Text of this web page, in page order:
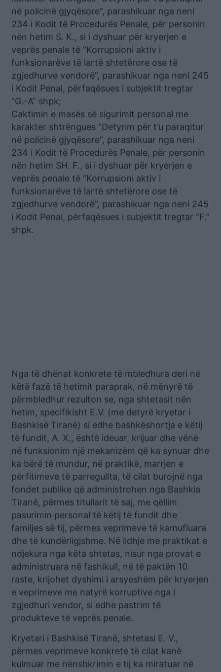
në policinë gjyqësore”, parashikuar nga neni
234 i Kodit të Procedurës Penale, për personin
nën hetim S. K., si i dyshuar për kryerjen e
veprës penale të “Korrupsioni aktiv i
funksionarëve të lartë shtetërore ose të
zgjedhurve vendorë”, parashikuar nga neni 245
i Kodit Penal, përfaqësues i subjektit tregtar
“G.-A” shpk;
Caktimin e masës së sigurimit personal me
karakter shtrëngues “Detyrim për t’u paraqitur
në policinë gjyqësore”, parashikuar nga neni
234 i Kodit të Procedurës Penale, për personin
nën hetim SH. F., si i dyshuar për kryerjen e
veprës penale të “Korrupsioni aktiv i
funksionarëve të lartë shtetërore ose të
zgjedhurve vendorë”, parashikuar nga neni 245
i Kodit Penal, përfaqësues i subjektit tregtar “F.”
shpk.
Nga të dhënat konkrete të mbledhura deri në
këtë fazë të hetimit paraprak, në mënyrë të
përmbledhur rezulton se, nga shtetasit nën
hetim, specifikisht E.V. (me detyrë kryetar i
Bashkisë Tiranë) si edhe bashkëshortja e këtij
të fundit, A. X., është ideuar, krijuar dhe vënë
në funksionim një mekanizëm që ka synuar dhe
ka bërë të mundur, në praktikë, marrjen e
përfitimeve të parregullta, të cilat burojnë nga
fondet publike që administrohen nga Bashkia
Tiranë, përmes titullarit të saj, me qëllim
pasurimin personal të këtij të fundit dhe
familjes së tij, përmes veprimeve të kamufluara
dhe të kundërligjshme. Në lidhje me praktikat e
ndjekura nga këta shtetas, nisur nga provat e
administruara në fashikull, në të paktën 10
raste, krijohet dyshimi i arsyeshëm për kryerjen
e veprimeve me natyrë korruptive nga i
zgjedhuri vendor, si edhe pastrim të
produkteve të veprës penale.
Kryetari i Bashkisë Tiranë, shtetasi E. V.,
përmes veprimeve konkrete të cilat kanë
kulmuar me nënshkrimin e tij ka miratuar në